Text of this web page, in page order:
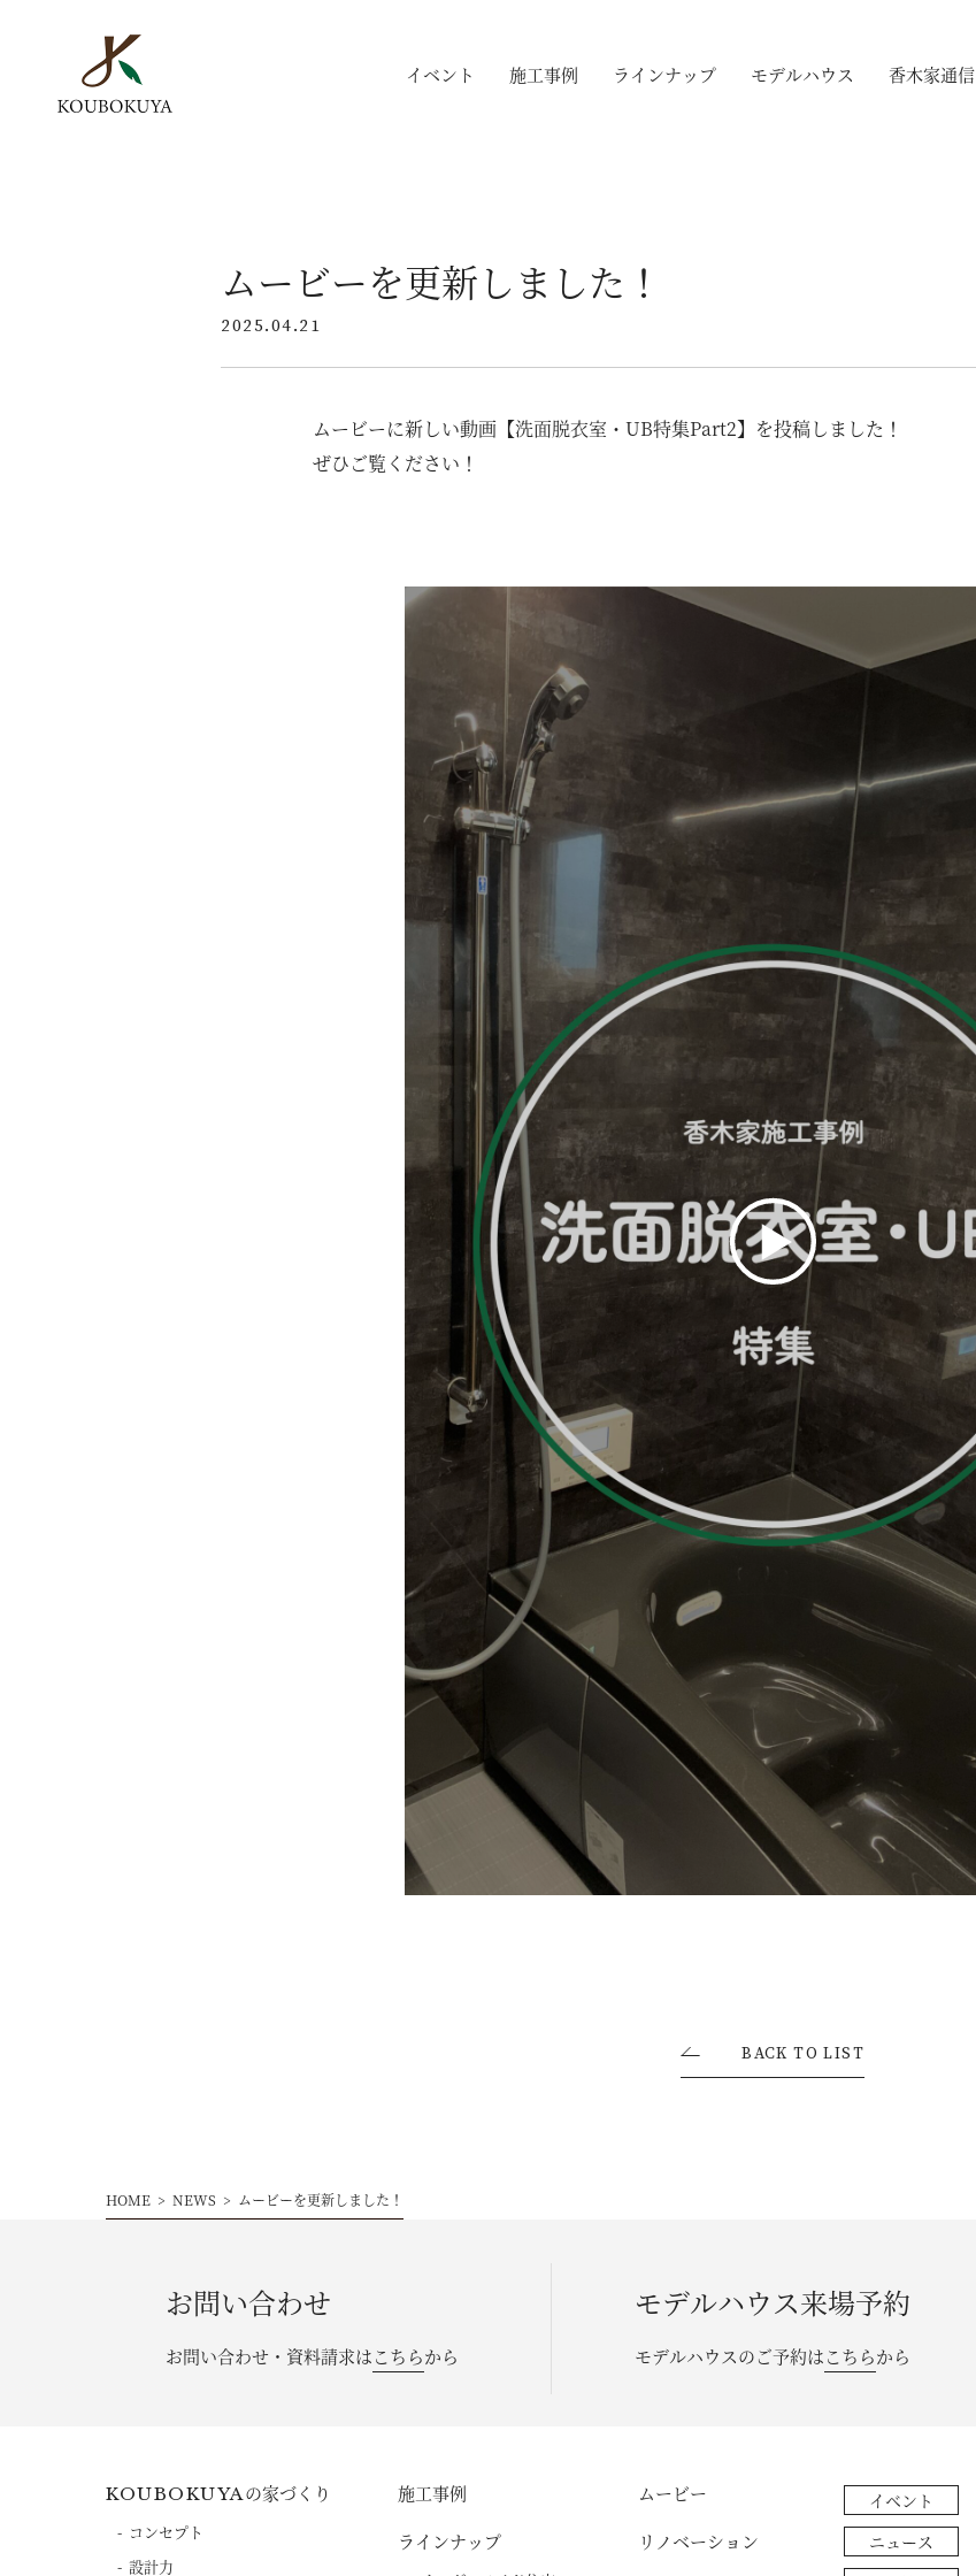
イベント 施工事例 ラインナップ モデルハウス 香木家通信
ニュース
KOUBOKUYAの家づくり
コンセプト
SDGsについて
施工事例
ラインナップ
オーダーメイド住宅
セレクトオーダー住宅
モデルハウス（KOUBOX）
香木家通信
お客様の声
お問い合わせ・資料請求
ムービーを更新しました！
2025.04.21
ムービーに新しい動画【洗面脱衣室・UB特集Part2】を投稿しました！
ぜひご覧ください！
BACK TO LIST
HOME NEWS ムービーを更新しました！
お問い合わせ
お問い合わせ・資料請求はこちらから
モデルハウス来場予約
モデルハウスのご予約はこちらから
KOUBOKUYAの家づくり
コンセプト
設計力
施工事例
ラインナップ
ムービー
リノベーション
イベント
ニュース